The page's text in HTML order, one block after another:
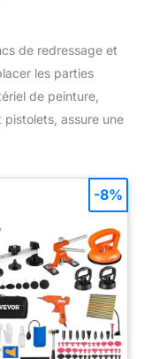
de redressage et
les parties
de peinture,
assure une
-8%